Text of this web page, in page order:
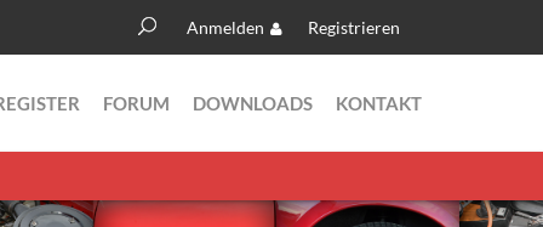
Anmelden Registrieren
Suchformular
Suche
FORUM DOWNLOADS KONTAKT